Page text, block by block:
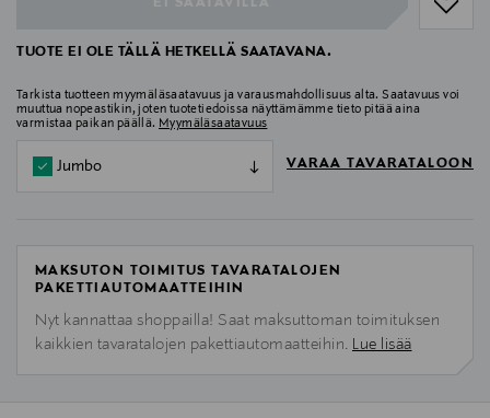
TUOTE EI OLE TÄLLÄ HETKELLÄ SAATAVANA.
Tarkista tuotteen myymäläsaatavuus ja varausmahdollisuus alta. Saatavuus voi
muuttua nopeastikin, joten tuotetiedoissa näyttämämme tieto pitää aina
varmistaa paikan päällä. Myymäläsaatavuus
Jumbo VARAA TAVARATALOON
MAKSUTON TOIMITUS TAVARATALOJEN
PAKETTIAUTOMAATTEIHIN
Nyt kannattaa shoppailla! Saat maksuttoman toimituksen
kaikkien tavaratalojen pakettiautomaatteihin. Lue lisää